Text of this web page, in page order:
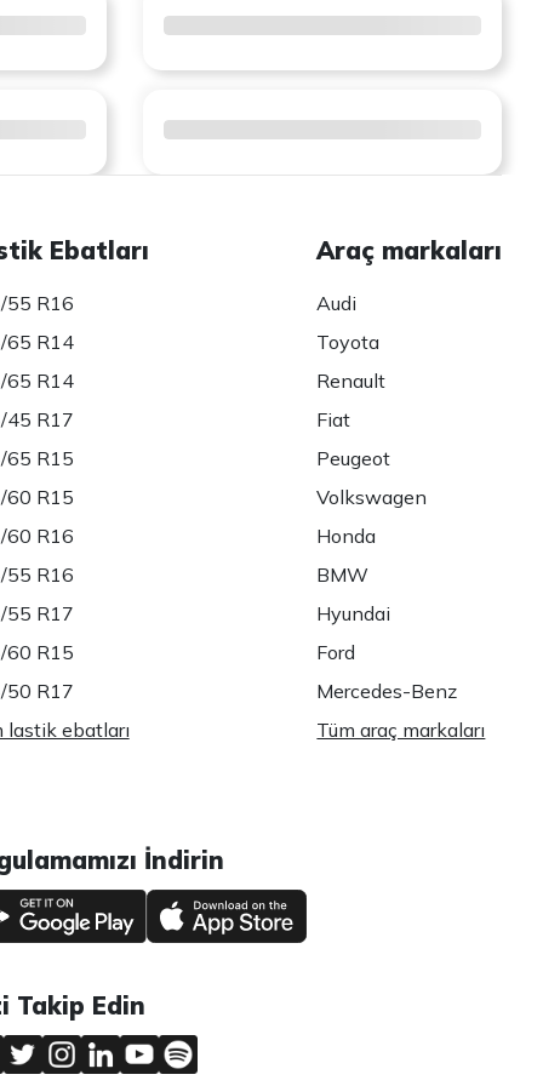
Ebatları
55 R16
65 R14
65 R14
45 R17
65 R15
60 R15
60 R16
55 R16
55 R17
60 R15
50 R17
lastik ebatları
Araç markaları
Audi
Toyota
Renault
Fiat
Peugeot
Volkswagen
Honda
BMW
Hyundai
Ford
Mercedes-Benz
Tüm araç markaları
İndirin
Takip Edin